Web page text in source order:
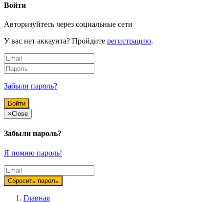
Войти
Авторизуйтесь через социальные сети
У вас нет аккаунта? Пройдите регистрацию.
Забыли пароль?
×Close
Забыли пароль?
Я помню пароль!
Главная